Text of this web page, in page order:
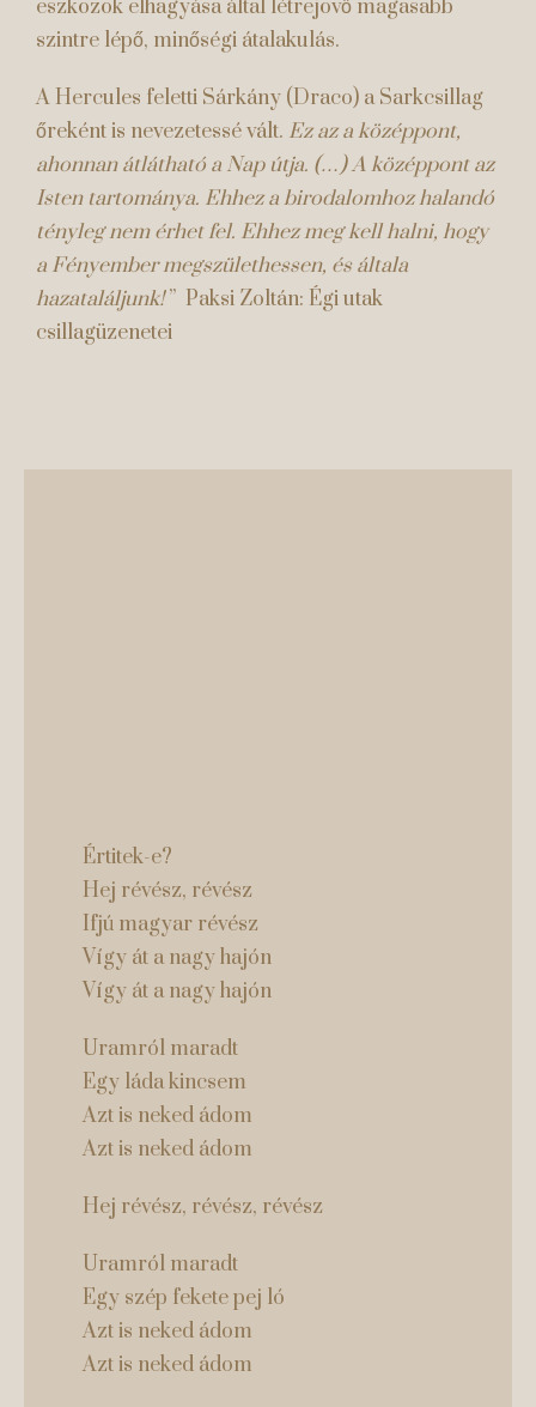
eszközök elhagyása által létrejövő magasabb
szintre lépő, minőségi átalakulás.
A Hercules feletti Sárkány (Draco) a Sarkcsillag
őreként is nevezetessé vált. Ez az a középpont,
ahonnan átlátható a Nap útja. (…) A középpont az
Isten tartománya. Ehhez a birodalomhoz halandó
tényleg nem érhet fel. Ehhez meg kell halni, hogy
a Fényember megszülethessen, és általa
hazataláljunk!” Paksi Zoltán: Égi utak
csillagüzenetei
Értitek-e?
Hej révész, révész
Ifjú magyar révész
Vígy át a nagy hajón
Vígy át a nagy hajón
Uramról maradt
Egy láda kincsem
Azt is neked ádom
Azt is neked ádom
Hej révész, révész, révész
Uramról maradt
Egy szép fekete pej ló
Azt is neked ádom
Azt is neked ádom